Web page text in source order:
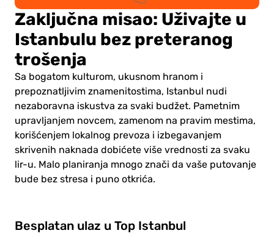
Zaključna misao: Uživajte u
Istanbulu bez preteranog
trošenja
Sa bogatom kulturom, ukusnom hranom i
prepoznatljivim znamenitostima, Istanbul nudi
nezaboravna iskustva za svaki budžet. Pametnim
upravljanjem novcem, zamenom na pravim mestima,
korišćenjem lokalnog prevoza i izbegavanjem
skrivenih naknada dobićete više vrednosti za svaku
lir-u. Malo planiranja mnogo znači da vaše putovanje
bude bez stresa i puno otkrića.
Besplatan ulaz u Top Istanbul